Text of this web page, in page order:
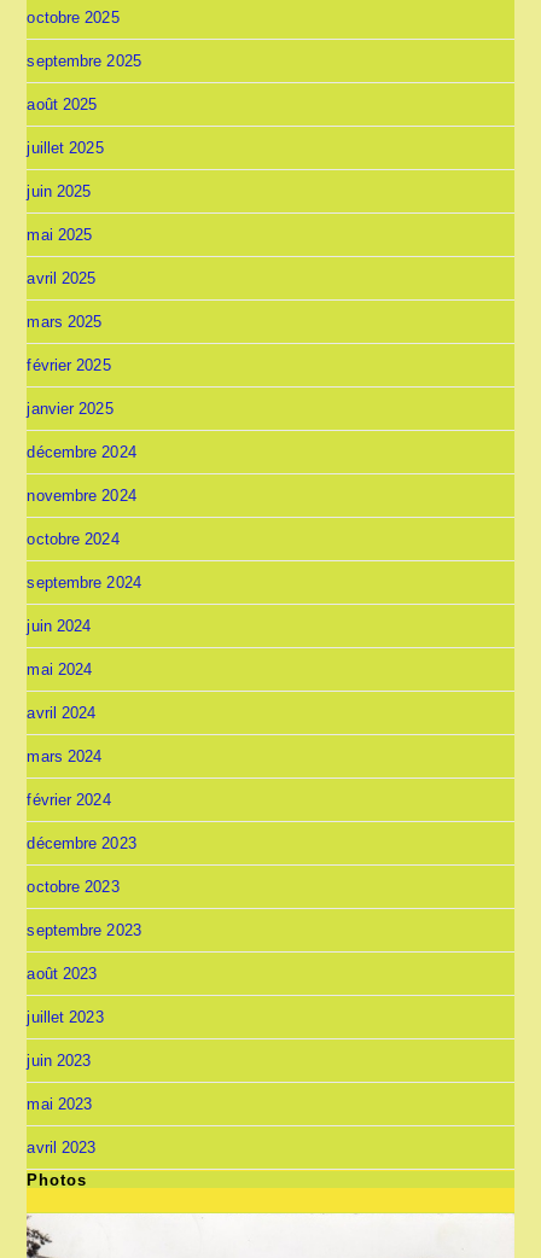
octobre 2025
septembre 2025
août 2025
juillet 2025
juin 2025
mai 2025
avril 2025
mars 2025
février 2025
janvier 2025
décembre 2024
novembre 2024
octobre 2024
septembre 2024
juin 2024
mai 2024
avril 2024
mars 2024
février 2024
décembre 2023
octobre 2023
septembre 2023
août 2023
juillet 2023
juin 2023
mai 2023
avril 2023
Photos